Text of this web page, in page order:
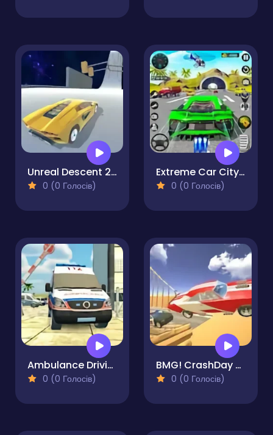
Unreal Descent 2 - Race
0 (0 Голосів)
Extreme Car City Driving
0 (0 Голосів)
Ambulance Driving Simulator
0 (0 Голосів)
BMG! CrashDay 2025
0 (0 Голосів)